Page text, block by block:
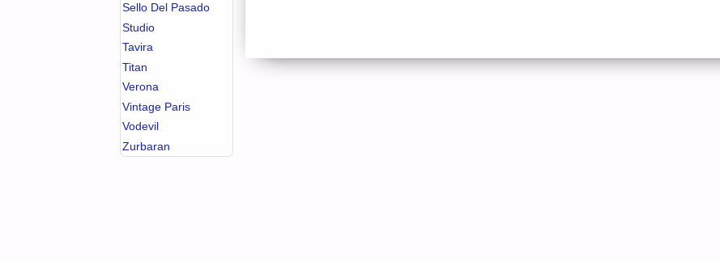
Sello Del Pasado
Studio
Tavira
Titan
Verona
Vintage Paris
Vodevil
Zurbaran